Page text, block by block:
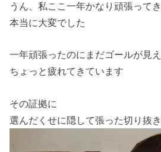
うん、私ここ一年かなり頑張って
本当に大変でした
一年頑張ったのにまだゴールが見
ちょっと疲れてきています
その証拠に
選んだくせに隠して張った切り抜